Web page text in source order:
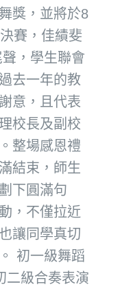
獎，並將於8
賽，佳績斐
，學生聯會
去一年的教
意，且代表
校長及副校
整場感恩禮
結束，師生
下圓滿句
，不僅拉近
讓同學真切
初一級舞蹈
二級合奏表演